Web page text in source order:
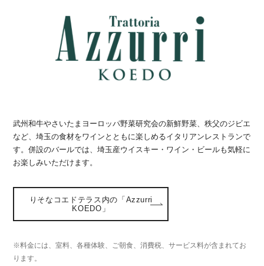
武州和牛やさいたまヨーロッパ野菜研究会の新鮮野菜、秩父のジビエ
など、埼玉の食材をワインとともに楽しめるイタリアンレストランで
す。併設のバールでは、埼玉産ウイスキー・ワイン・ビールも気軽に
お楽しみいただけます。
りそなコエドテラス内の「Azzurri
KOEDO」
※料金には、室料、各種体験、ご朝食、消費税、サービス料が含まれてお
ります。